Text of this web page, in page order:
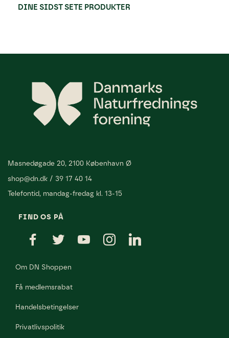
DINE SIDST SETE PRODUKTER
Masnedøgade 20, 2100 København Ø
shop@dn.dk / 39 17 40 14
Telefontid, mandag-fredag kl. 13-15
FIND OS PÅ
Om DN Shoppen
Få medlemsrabat
Handelsbetingelser
Privatlivspolitik